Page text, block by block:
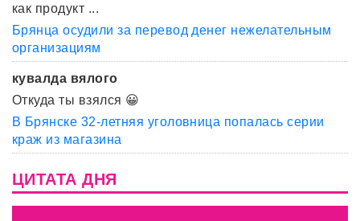
как продукт ...
Брянца осудили за перевод денег нежелательным
организациям
кувалда вялого
Откуда ты взялся 😀
В Брянске 32-летняя уголовница попалась серии
краж из магазина
ЦИТАТА ДНЯ